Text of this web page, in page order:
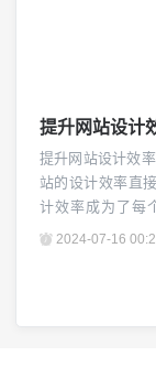
提升网站设计
提升网站设计效率的重要性与挑
站的设计效率直
计效率成为了每
而，网站设计效
模板——提升网站设计效率
大、灵活且易于
2024-07-16